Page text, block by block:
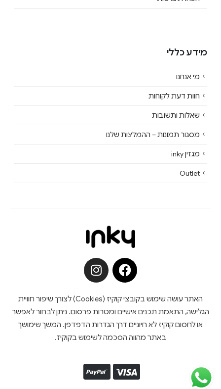
מידע כללי
מי אנחנו
חוות דעת לקוחות
שאלות ותשובות
מסגור תמונות – ההמלצות שלנו
מגזין inky
Outlet
האתר עושה שימוש בקובצי קוקיז (Cookies) לצורך שיפור חוויית
הגלישה, התאמת תכנים אישיים ומטרות פרסום. ניתן לבחור לאפשר
או לחסום קוקיז לא חיוניים דרך הגדרות הדפדפן. המשך שימושך
באתר מהווה הסכמה לשימוש בקוקיז.